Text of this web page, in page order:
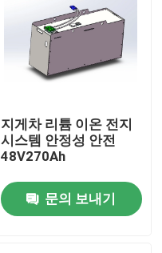
지게차 리튬 이온 전지
시스템 안정성 안전
48V270Ah
문의 보내기